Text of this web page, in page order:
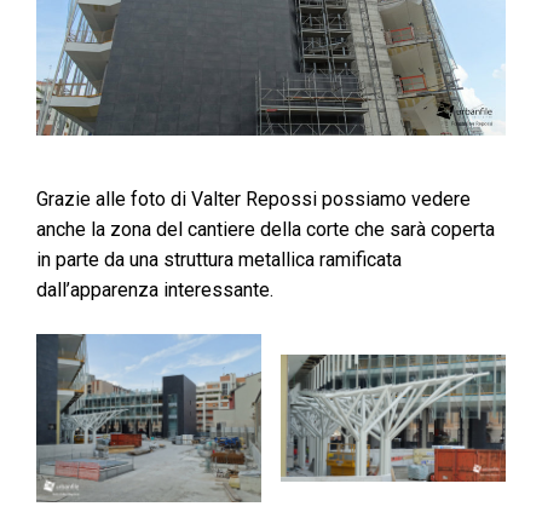
Grazie alle foto di Valter Repossi possiamo vedere
anche la zona del cantiere della corte che sarà coperta
in parte da una struttura metallica ramificata
dall’apparenza interessante.